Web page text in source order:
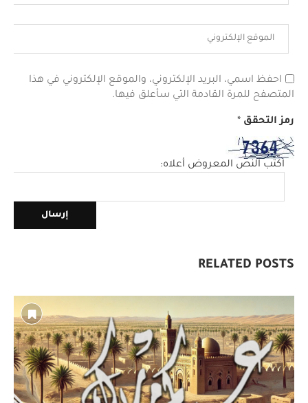
احفظ اسمي، البريد الإلكتروني، والموقع الإلكتروني في هذا
المتصفح للمرة القادمة التي سأعلق فيها.
رمز التحقق *
اكتب النص المعروض أعلاه:
RELATED POSTS